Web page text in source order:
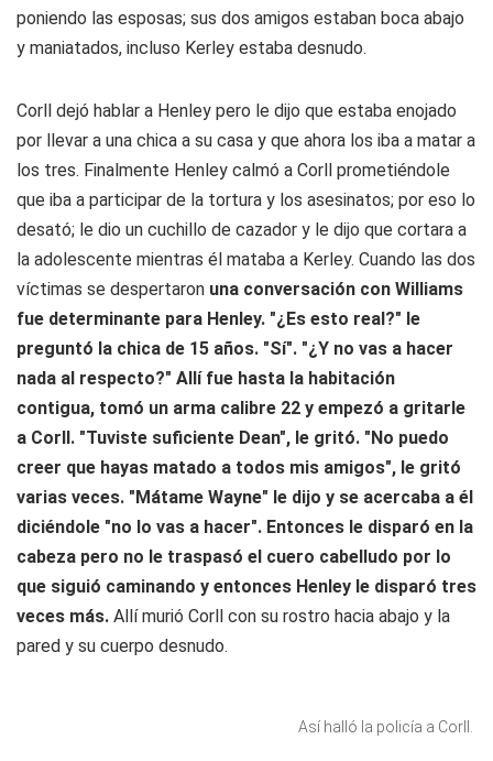
poniendo las esposas; sus dos amigos estaban boca abajo
y maniatados, incluso Kerley estaba desnudo.
Corll dejó hablar a Henley pero le dijo que estaba enojado
por llevar a una chica a su casa y que ahora los iba a matar a
los tres. Finalmente Henley calmó a Corll prometiéndole
que iba a participar de la tortura y los asesinatos; por eso lo
desató; le dio un cuchillo de cazador y le dijo que cortara a
la adolescente mientras él mataba a Kerley. Cuando las dos
víctimas se despertaron una conversación con Williams
fue determinante para Henley. "¿Es esto real?" le
preguntó la chica de 15 años. "Sí". "¿Y no vas a hacer
nada al respecto?" Allí fue hasta la habitación
contigua, tomó un arma calibre 22 y empezó a gritarle
a Corll. "Tuviste suficiente Dean", le gritó. "No puedo
creer que hayas matado a todos mis amigos", le gritó
varias veces. "Mátame Wayne" le dijo y se acercaba a él
diciéndole "no lo vas a hacer". Entonces le disparó en la
cabeza pero no le traspasó el cuero cabelludo por lo
que siguió caminando y entonces Henley le disparó tres
veces más. Allí murió Corll con su rostro hacia abajo y la
pared y su cuerpo desnudo.
Así halló la policía a Corll.